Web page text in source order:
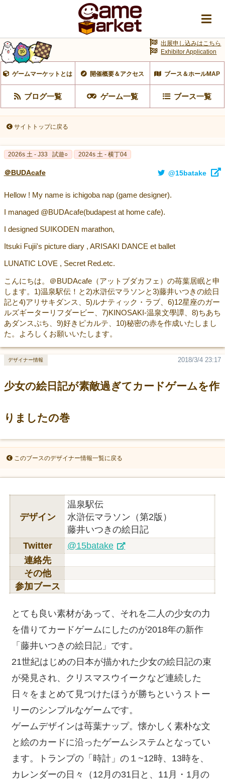
ゲームマーケットとは 開催概要＆アクセス ブース＆ホールMAP
ブログ一覧 ゲーム一覧 ブース一覧
出展申し込みはこちら
Exhibitor Application
サイトトップに戻る
2026s 土 - J33 試遊○ 2024s 土 - 横丁04
＠BUDAcafe @15batake
Hellow ! My name is ichigoba nap (game designer).
I managed @BUDAcafe(budapest at home cafe).
I designed SUIKODEN marathon,
Itsuki Fujii's picture diary , ARISAKI DANCE et ballet
LUNATIC LOVE , Secret Red.etc.
こんにちは。＠BUDAcafe（アットブダカフェ）の苺葉居眠と申
します。1)温泉駅伝！と2)水滸伝マラソンと3)藤井いつきの絵日
記と4)アリサキダンス、5)ルナティック・ラブ、6)12星座のガー
ルズギーターリフダービー、7)KINOSAKI-温泉文學譚、8)ちあち
あダンスぷち、9)好きピカルテ、10)秘密の赤を作成いたしまし
た。よろしくお願いいたします。
少女の絵日記が素敵過ぎてカードゲームを作
りましたの巻
2018/3/4 23:17
デザイナー情報
このブースのデザイナー情報一覧に戻る
デザイン
温泉駅伝
水滸伝マラソン（第2版）
藤井いつきの絵日記
Twitter
@15batake
連絡先
その他
参加ブース
とても良い素材があって、それを二人の少女の力
を借りてカードゲームにしたのが2018年の新作
「藤井いつきの絵日記」です。
21世紀はじめの日本が描かれた少女の絵日記の束
が発見され、クリスマスウイークなど連続した
日々をまとめて見つけたほうが勝ちというストー
リーのシンプルなゲームです。
ゲームデザインは苺葉ナップ。懐かしく素朴な文
と絵のカードに沿ったゲームシステムとなってい
ます。トランプの「時計」の１~12時、13時を、
カレンダーの日々（12月の31日と、11月・1月の